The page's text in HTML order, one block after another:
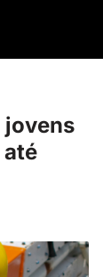
jovens